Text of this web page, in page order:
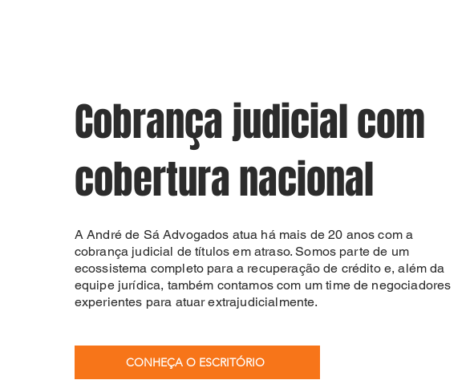
Cobrança judicial com
cobertura nacional
A André de Sá Advogados atua há mais de 20 anos com a
cobrança judicial de títulos em atraso. Somos parte de um
ecossistema completo para a recuperação de crédito e, além da
equipe jurídica, também contamos com um time de negociadores
experientes para atuar extrajudicialmente.
CONHEÇA O ESCRITÓRIO